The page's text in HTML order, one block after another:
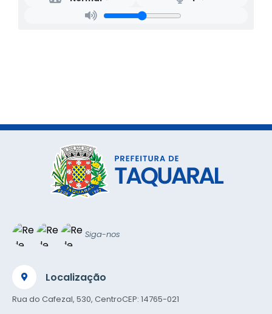
Siga-nos
Localização
Rua do Cafezal, 530, CentroCEP: 14765-021